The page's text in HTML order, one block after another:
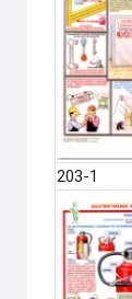
203-1